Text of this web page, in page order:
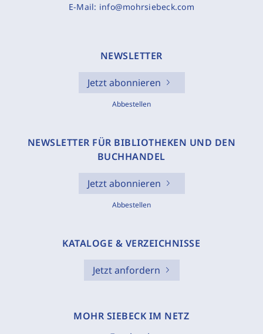
E-Mail: info@mohrsiebeck.com
NEWSLETTER
Jetzt abonnieren
Abbestellen
NEWSLETTER FÜR BIBLIOTHEKEN UND DEN
BUCHHANDEL
Jetzt abonnieren
Abbestellen
KATALOGE & VERZEICHNISSE
Jetzt anfordern
MOHR SIEBECK IM NETZ